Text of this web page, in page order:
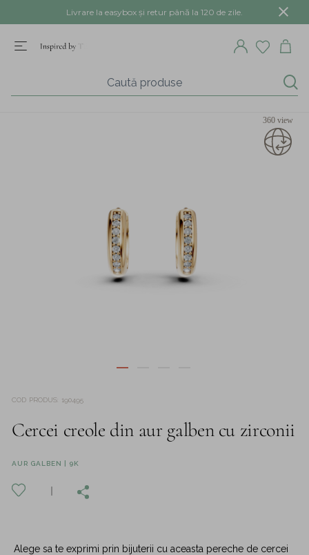
Livrare la easybox și retur până la 120 de zile.
360 view
COD PRODUS 190495
Cercei creole din aur galben cu zirconii
AUR GALBEN | 9K
Alege sa te exprimi prin bijuterii cu aceasta pereche de cercei